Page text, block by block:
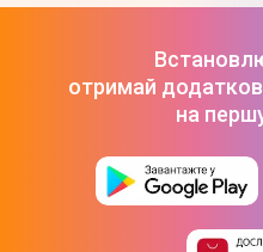
Акселерометр
Висотомір
Датчик зовнішнього
отримай
на